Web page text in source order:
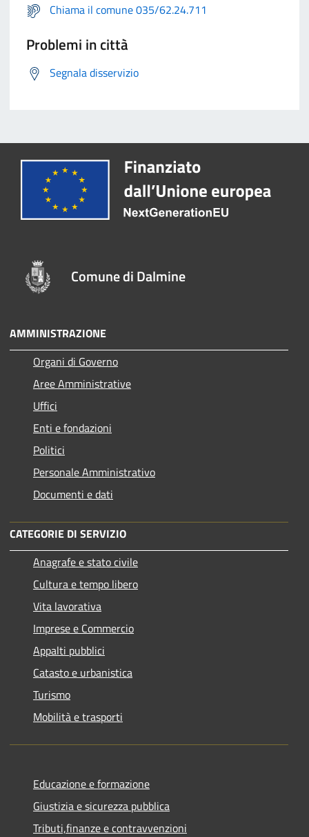
Chiama il comune 035/62.24.711
Problemi in città
Segnala disservizio
Comune di Dalmine
AMMINISTRAZIONE
Organi di Governo
Aree Amministrative
Uffici
Enti e fondazioni
Politici
Personale Amministrativo
Documenti e dati
CATEGORIE DI SERVIZIO
Anagrafe e stato civile
Cultura e tempo libero
Vita lavorativa
Imprese e Commercio
Appalti pubblici
Catasto e urbanistica
Turismo
Mobilità e trasporti
Educazione e formazione
Giustizia e sicurezza pubblica
Tributi,finanze e contravvenzioni